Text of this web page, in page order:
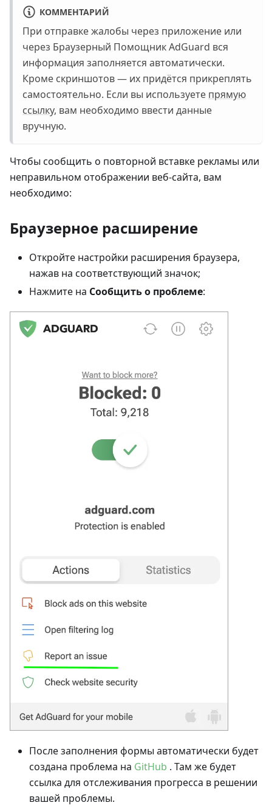
КОММЕНТАРИЙ
При отправке жалобы через приложение или
через Браузерный Помощник AdGuard вся
информация заполняется автоматически.
Кроме скриншотов — их придётся прикреплять
самостоятельно. Если вы используете прямую
ссылку, вам необходимо ввести данные
вручную.
Чтобы сообщить о повторной вставке рекламы или
неправильном отображении веб-сайта, вам
необходимо:
Браузерное расширение
Откройте настройки расширения браузера,
нажав на соответствующий значок;
Нажмите на Сообщить о проблеме:
После заполнения формы автоматически будет
создана проблема на GitHub . Там же будет
ссылка для отслеживания прогресса в решении
вашей проблемы.